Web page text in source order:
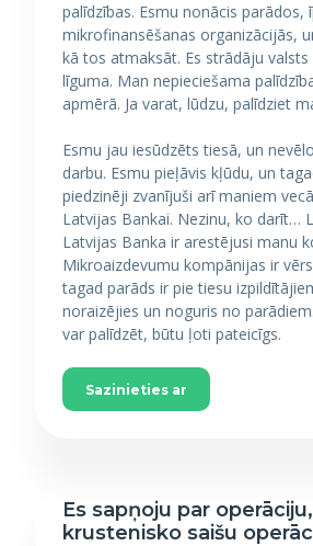
palīdzības. Esmu nonācis parādos,
mikrofinansēšanas organizācijās,
kā tos atmaksāt. Es strādāju
līguma. Man nepieciešama
apmērā. Ja varat, lūdzu, palīdziet
Esmu jau iesūdzēts tiesā, un
darbu. Esmu pieļāvis kļūdu, un
piedzinēji zvanījuši arī maniem
Latvijas Bankai. Nezinu, ko darīt…
Latvijas Banka ir arestējusi manu
Mikroaizdevumu kompānijas ir
tagad parāds ir pie tiesu
noraizējies un noguris no
var palīdzēt, būtu ļoti pateicīgs.
Sazinieties ar
Es sapņoju par
krustenisko saišu